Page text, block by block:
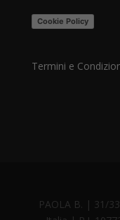
Cookie Policy
Termini e
PAOLA B. | 31/